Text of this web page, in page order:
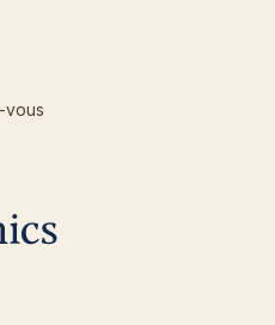
vous